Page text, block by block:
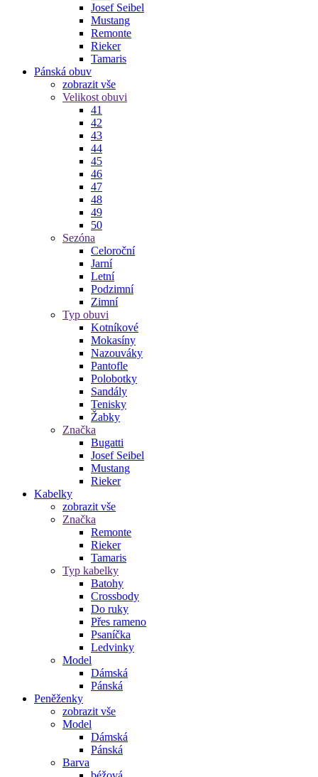
Josef Seibel
Mustang
Remonte
Rieker
Tamaris
Pánská obuv
zobrazit vše
Velikost obuvi
41
42
43
44
45
46
47
48
49
50
Sezóna
Celoroční
Jarní
Letní
Podzimní
Zimní
Typ obuvi
Kotníkové
Mokasíny
Nazouváky
Pantofle
Polobotky
Sandály
Tenisky
Žabky
Značka
Bugatti
Josef Seibel
Mustang
Rieker
Kabelky
zobrazit vše
Značka
Remonte
Rieker
Tamaris
Typ kabelky
Batohy
Crossbody
Do ruky
Přes rameno
Psaníčka
Ledvinky
Model
Dámská
Pánská
Peněženky
zobrazit vše
Model
Dámská
Pánská
Barva